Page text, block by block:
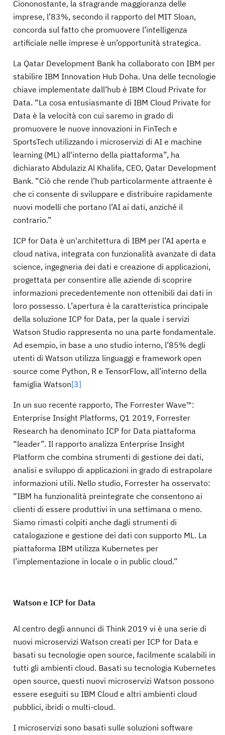
Ciononostante, la stragrande maggioranza delle
imprese, l’83%, secondo il rapporto del MIT Sloan,
concorda sul fatto che promuovere l’intelligenza
artificiale nelle imprese è un’opportunità strategica.
La Qatar Development Bank ha collaborato con IBM per
stabilire IBM Innovation Hub Doha. Una delle tecnologie
chiave implementate dall’hub è IBM Cloud Private for
Data. “La cosa entusiasmante di IBM Cloud Private for
Data è la velocità con cui saremo in grado di
promuovere le nuove innovazioni in FinTech e
SportsTech utilizzando i microservizi di AI e machine
learning (ML) all'interno della piattaforma”, ha
dichiarato Abdulaziz Al Khalifa, CEO, Qatar Development
Bank. “Ciò che rende l’hub particolarmente attraente è
che ci consente di sviluppare e distribuire rapidamente
nuovi modelli che portano l’AI ai dati, anziché il
contrario.”
ICP for Data è un'architettura di IBM per l’AI aperta e
cloud nativa, integrata con funzionalità avanzate di data
science, ingegneria dei dati e creazione di applicazioni,
progettata per consentire alle aziende di scoprire
informazioni precedentemente non ottenibili dai dati in
loro possesso. L’apertura è la caratteristica principale
della soluzione ICP for Data, per la quale i servizi
Watson Studio rappresenta no una parte fondamentale.
Ad esempio, in base a uno studio interno, l’85% degli
utenti di Watson utilizza linguaggi e framework open
source come Python, R e TensorFlow, all’interno della
famiglia Watson[3]
In un suo recente rapporto, The Forrester Wave™:
Enterprise Insight Platforms, Q1 2019, Forrester
Research ha denominato ICP for Data piattaforma
“leader”. Il rapporto analizza Enterprise Insight
Platform che combina strumenti di gestione dei dati,
analisi e sviluppo di applicazioni in grado di estrapolare
informazioni utili. Nello studio, Forrester ha osservato:
“IBM ha funzionalità preintegrate che consentono ai
clienti di essere produttivi in una settimana o meno.
Siamo rimasti colpiti anche dagli strumenti di
catalogazione e gestione dei dati con supporto ML. La
piattaforma IBM utilizza Kubernetes per
l’implementazione in locale o in public cloud.”
Watson e ICP for Data
Al centro degli annunci di Think 2019 vi è una serie di
nuovi microservizi Watson creati per ICP for Data e
basati su tecnologie open source, facilmente scalabili in
tutti gli ambienti cloud. Basati su tecnologia Kubernetes
open source, questi nuovi microservizi Watson possono
essere eseguiti su IBM Cloud e altri ambienti cloud
pubblici, ibridi o multi-cloud.
I microservizi sono basati sulle soluzioni software